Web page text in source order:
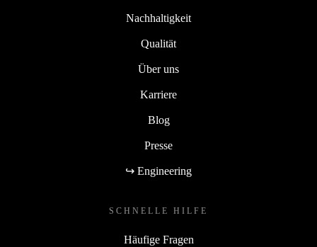
Nachhaltigkeit
Qualität
Über uns
Karriere
Blog
Presse
↪ Engineering
SCHNELLE HILFE
Häufige Fragen